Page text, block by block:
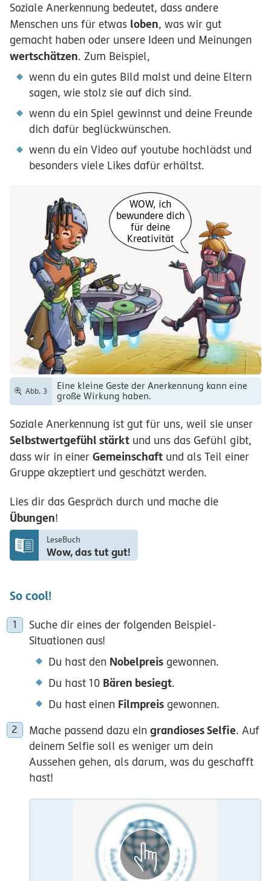
Soziale Anerkennung bedeutet, dass andere
Menschen uns für etwas loben, was wir gut
gemacht haben oder unsere Ideen und Meinungen
wertschätzen. Zum Beispiel,
wenn du ein gutes Bild malst und deine Eltern
sagen, wie stolz sie auf dich sind.
wenn du ein Spiel gewinnst und deine Freunde
dich dafür beglückwünschen.
wenn du ein Video auf youtube hochlädst und
besonders viele Likes dafür erhältst.
WOW, ich
bewundere dich
für deine
Kreativität
Abb. 3
Eine kleine Geste der Anerkennung kann eine
große Wirkung haben.
Soziale Anerkennung ist gut für uns, weil sie unser
Selbstwertgefühl stärkt und uns das Gefühl gibt,
dass wir in einer Gemeinschaft und als Teil einer
Gruppe akzeptiert und geschätzt werden.
Lies dir das Gespräch durch und mache die
Übungen!
LeseBuch
Wow, das tut gut!
So cool!
Suche dir eines der folgenden Beispiel-
Situationen aus!
Du hast den Nobelpreis gewonnen.
Du hast 10 Bären besiegt.
Du hast einen Filmpreis gewonnen.
Mache passend dazu ein grandioses Selfie. Auf
deinem Selfie soll es weniger um dein
Aussehen gehen, als darum, was du geschafft
hast!